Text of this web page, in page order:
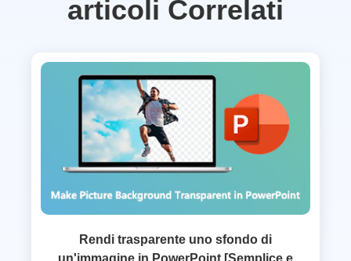
articoli Correlati
Rendi trasparente uno sfondo di
un'immagine in PowerPoint [Semplice e